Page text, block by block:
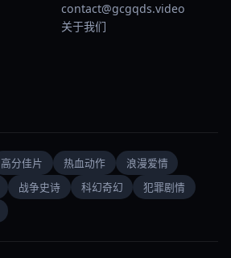
contact@gcgqds.video
关于我们
高分佳片 热血动作
浪漫爱情
战争史诗 科幻奇幻
犯罪剧情